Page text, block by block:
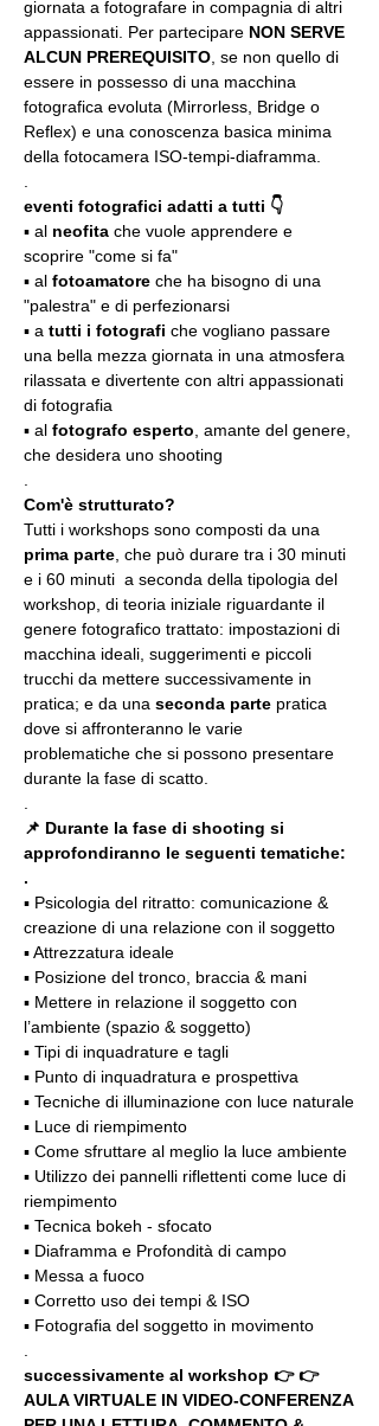
giornata a fotografare in compagnia di altri
appassionati. Per partecipare NON SERVE
ALCUN PREREQUISITO , se non quello di
essere in possesso di una macchina
fotografica evoluta (Mirrorless, Bridge o
Reflex) e una conoscenza basica minima
della fotocamera ISO-tempi-diaframma.
eventi fotografici adatti a tutti 👇
▪️ al neofita che vuole apprendere e
scoprire "come si fa"
▪️ al fotoamatore che ha bisogno di una
"palestra" e di perfezionarsi
▪️ a tutti i fotografi che vogliano passare
una bella mezza giornata in una atmosfera
rilassata e divertente con altri appassionati
di fotografia
▪️ al fotografo esperto , amante del genere,
che desidera uno shooting
Com'è strutturato?
Tutti i workshops sono composti da una
prima parte , che può durare tra i 30 minuti
e i 60 minuti  a seconda della tipologia del
workshop, di teoria iniziale riguardante il
genere fotografico trattato: impostazioni di
macchina ideali, suggerimenti e piccoli
trucchi da mettere successivamente in
pratica; e da una seconda parte pratica
dove si affronteranno le varie
problematiche che si possono presentare
durante la fase di scatto.
📌 Durante la fase di shooting si
approfondiranno le seguenti tematiche:
.
▪️ Psicologia del ritratto: comunicazione &
creazione di una relazione con il soggetto
▪️ Attrezzatura ideale
▪️ Posizione del tronco, braccia & mani
▪️ Mettere in relazione il soggetto con
l’ambiente (spazio & soggetto)
▪️ Tipi di inquadrature e tagli
▪️ Punto di inquadratura e prospettiva
▪️ Tecniche di illuminazione con luce naturale
▪️ Luce di riempimento
▪️ Come sfruttare al meglio la luce ambiente
▪️ Utilizzo dei pannelli riflettenti come luce di
riempimento
▪️ Tecnica bokeh - sfocato
▪️ Diaframma e Profondità di campo
▪️ Messa a fuoco
▪️ Corretto uso dei tempi & ISO
▪️ Fotografia del soggetto in movimento
successivamente al workshop 👉 👉
AULA VIRTUALE IN VIDEO-CONFERENZA